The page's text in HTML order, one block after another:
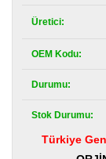
Yedek
Parça
Yedek
Üretici:
OEM Kodu:
Durumu:
Stok Durumu:
Türkiye